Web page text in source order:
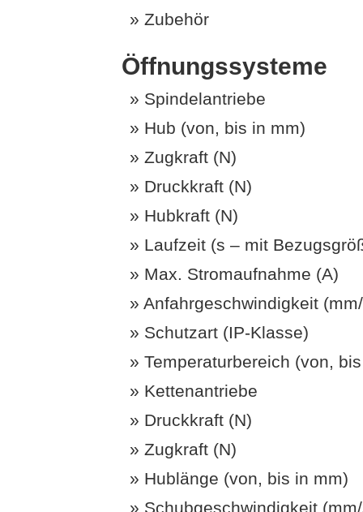
Zubehör
Öffnungssysteme
Spindelantriebe
Hub (von, bis in mm)
Zugkraft (N)
Druckkraft (N)
Hubkraft (N)
Laufzeit (s – mit
Max. Stromaufnahme (A)
Anfahrgeschwindigkeit
Schutzart (IP-Klasse)
Temperaturbereich (von, bis
Kettenantriebe
Druckkraft (N)
Zugkraft (N)
Hublänge (von, bis in mm)
Schubgeschwindigkeit